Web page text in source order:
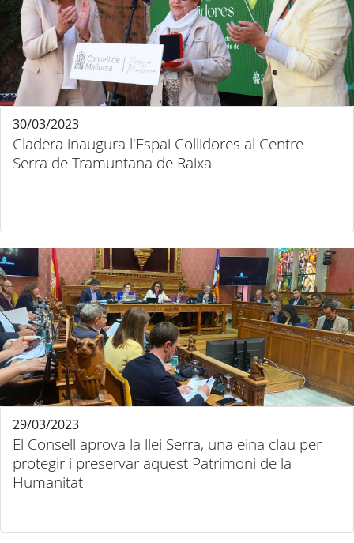
Cladera inaugura l'Espai Collidores al Centre
Serra de Tramuntana de Raixa
30/03/2023
El Consell aprova la llei Serra, una eina clau per
protegir i preservar aquest Patrimoni de la
Humanitat
29/03/2023